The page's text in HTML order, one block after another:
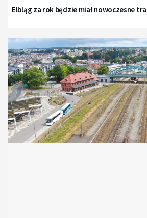
Elbląg za rok będzie miał nowoczesne